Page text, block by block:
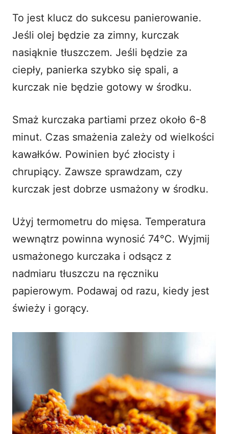
To jest klucz do sukcesu panierowanie.
Jeśli olej będzie za zimny, kurczak
nasiąknie tłuszczem. Jeśli będzie za
ciepły, panierka szybko się spali, a
kurczak nie będzie gotowy w środku.
Smaż kurczaka partiami przez około 6-8
minut. Czas smażenia zależy od wielkości
kawałków. Powinien być złocisty i
chrupiący. Zawsze sprawdzam, czy
kurczak jest dobrze usmażony w środku.
Użyj termometru do mięsa. Temperatura
wewnątrz powinna wynosić 74°C. Wyjmij
usmażonego kurczaka i odsącz z
nadmiaru tłuszczu na ręczniku
papierowym. Podawaj od razu, kiedy jest
świeży i gorący.